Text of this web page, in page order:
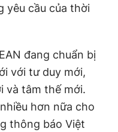
yêu cầu của thời
đang chuẩn bị
với tư duy mới,
và tâm thế mới.
hơn nữa cho
thông báo Việt